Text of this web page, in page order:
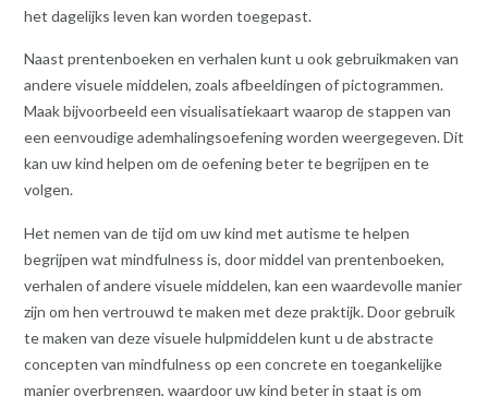
het dagelijks leven kan worden toegepast.
Naast prentenboeken en verhalen kunt u ook gebruikmaken van
andere visuele middelen, zoals afbeeldingen of pictogrammen.
Maak bijvoorbeeld een visualisatiekaart waarop de stappen van
een eenvoudige ademhalingsoefening worden weergegeven. Dit
kan uw kind helpen om de oefening beter te begrijpen en te
volgen.
Het nemen van de tijd om uw kind met autisme te helpen
begrijpen wat mindfulness is, door middel van prentenboeken,
verhalen of andere visuele middelen, kan een waardevolle manier
zijn om hen vertrouwd te maken met deze praktijk. Door gebruik
te maken van deze visuele hulpmiddelen kunt u de abstracte
concepten van mindfulness op een concrete en toegankelijke
manier overbrengen, waardoor uw kind beter in staat is om